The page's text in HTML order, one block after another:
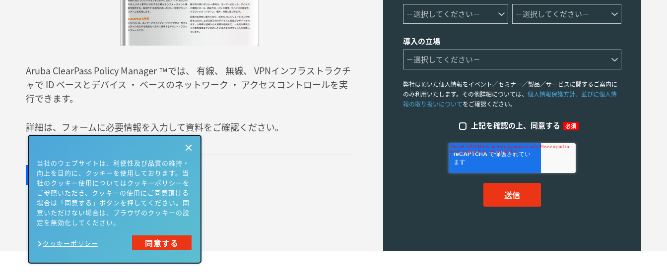
Aruba ClearPass Policy Manager ™では、 有線、 無線、 VPNインフラストラクチ
ャで ID ベースとデバイス ・ ベースのネットワーク ・ アクセスコントロールを実
行できます。
詳細は、フォームに必要情報を入力して資料をご確認ください。
導入の立場
弊社は頂いた個人情報をイベント／セミナー／製品／サービスに関するご案内に
のみ利用いたします。その他詳細については、 個人情報保護方針、並びに個人情
報の取り扱いについてをご確認ください。
上記を確認の上、同意する 必須
当社のウェブサイトは、利便性及び品質の維持・
向上を目的に、クッキーを使用しております。当
社のクッキー使用についてはクッキーポリシーを
ご参照いただき、クッキーの使用にご同意頂ける
場合は「同意する」ボタンを押してください。同
意いただけない場合は、ブラウザのクッキーの設
定を無効化してください。
クッキーポリシー 同意する